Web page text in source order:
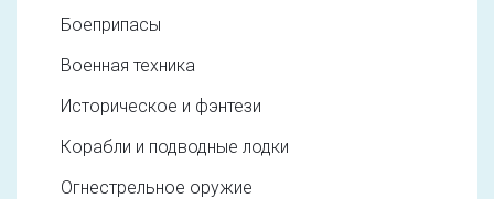
Боеприпасы
Военная техника
Историческое и фэнтези
Корабли и подводные лодки
Огнестрельное оружие